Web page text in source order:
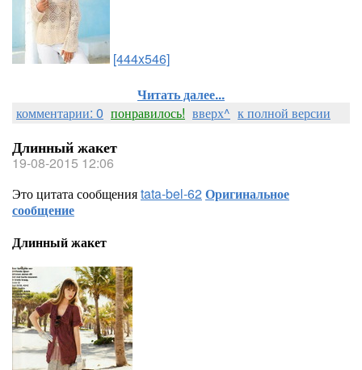
[444x546]
Читать далее...
комментарии: 0 понравилось! вверх^ к полной версии
Длинный жакет
19-08-2015 12:06
Это цитата сообщенияtata-bel-62Оригинальное
сообщение
Длинный жакет